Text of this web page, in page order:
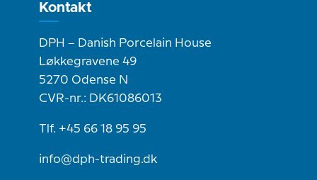
Kontakt
DPH – Danish Porcelain House
Løkkegravene 49
5270 Odense N
CVR-nr.: DK61086013
Tlf. +45 66 18 95 95
info@dph-trading.dk